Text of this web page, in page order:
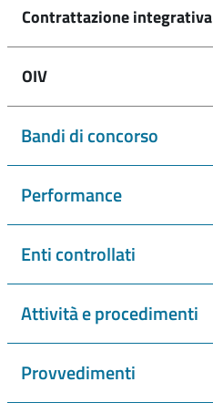
Contrattazione integrativa
OIV
Bandi di concorso
Performance
Enti controllati
Attività e procedimenti
Provvedimenti